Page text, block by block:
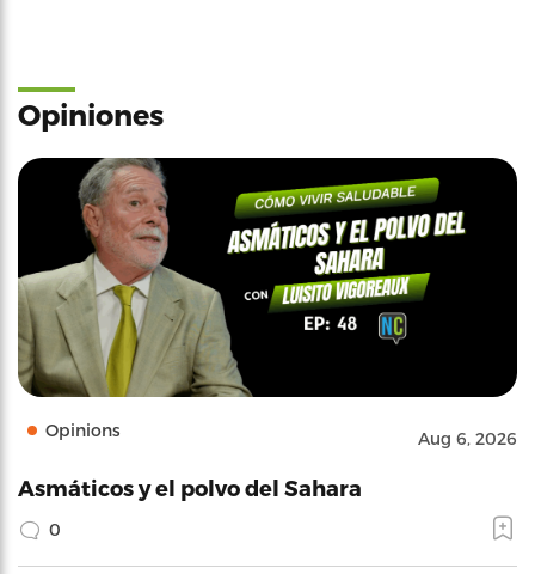
Opiniones
Opinions Aug 6, 2026
Asmáticos y el polvo del Sahara
0